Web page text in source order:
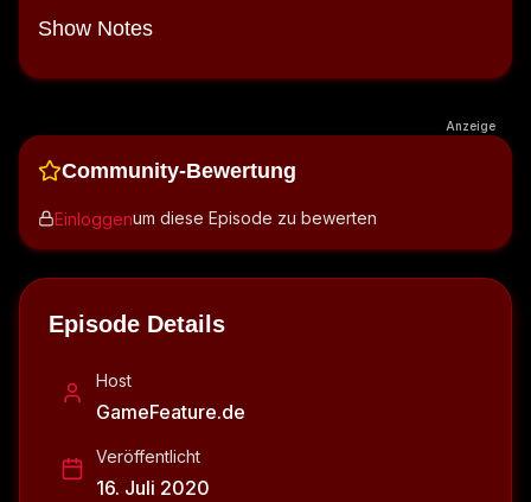
Show Notes
Anzeige
Community-Bewertung
Einloggenum diese Episode zu bewerten
Episode Details
Host
GameFeature.de
Veröffentlicht
16. Juli 2020